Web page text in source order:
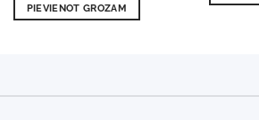
PIEVIENOT GROZAM